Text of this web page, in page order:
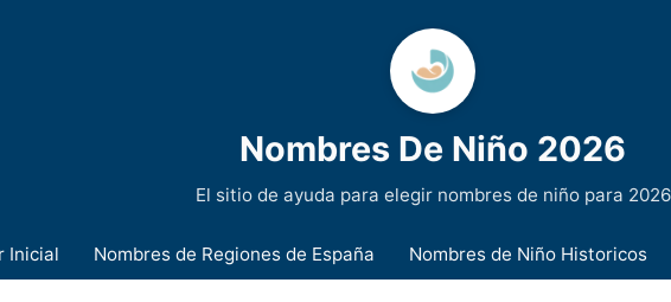
Nombres De Niño 2026
El sitio de ayuda para elegir nombres de niño para 2026
Inicial Nombres de Regiones de España Nombres de Niño Historicos